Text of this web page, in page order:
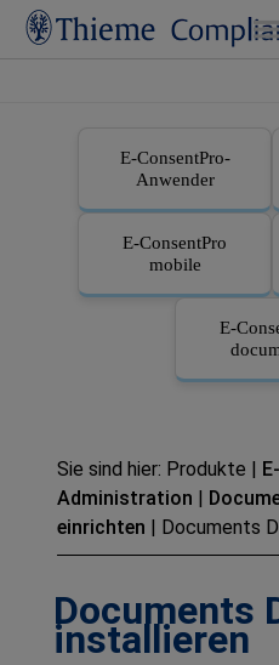
Zu
E-ConsentPro-
Anwender
E-ConsentPro
mobile
E-
Sie sind hier: Produkte |
Administration |
einrichten | Documents
Documents
installieren